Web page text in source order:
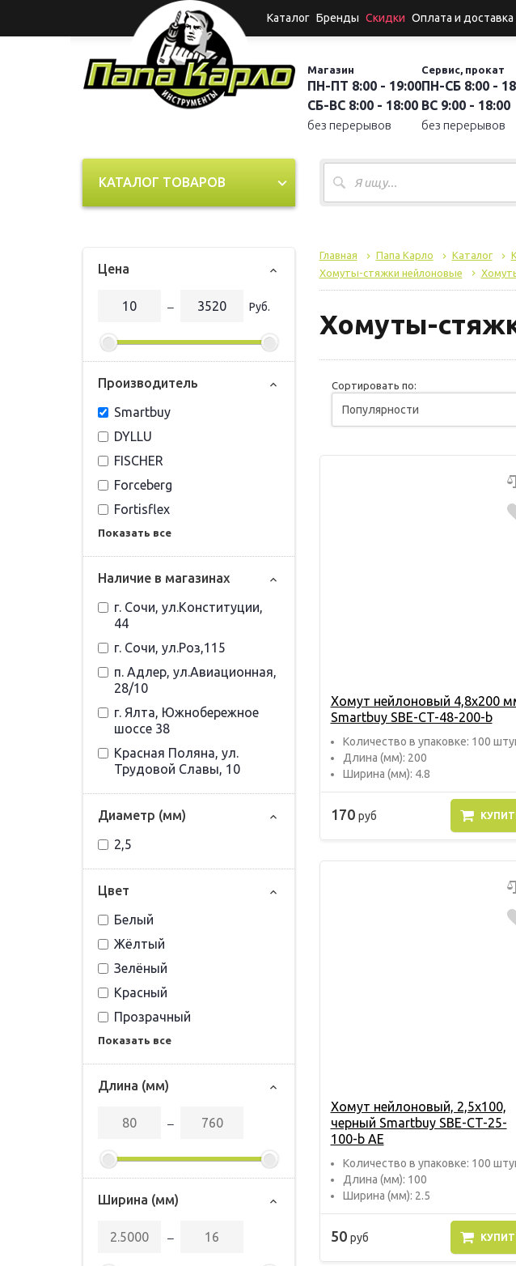
Каталог Бренды Скидки Оплата и доставка
Магазин
ПН-ПТ 8:00 - 19:00
СБ-ВС 8:00 - 18:00
без перерывов
Сервис, прокат
ПН-СБ 8:00 -
ВС 9:00 - 18:00
без перерывов
КАТАЛОГ ТОВАРОВ
Цена
‒ Руб.
Прoизвoдитель
Smartbuy
DYLLU
FISCHER
Forceberg
Fortisflex
Показать все
Наличие в магазинах
г. Сочи, ул.Конституции,
44
г. Сочи, ул.Роз,115
п. Адлер, ул.Авиационная,
28/10
г. Ялта, Южнобережное
шоссе 38
Красная Поляна, ул.
Трудовой Славы, 10
Диаметр (мм)
2,5
Цвет
Белый
Жёлтый
Зелёный
Красный
Прозрачный
Показать все
Длина (мм)
‒
Ширина (мм)
‒
Главная Папа Карло Каталог
Хомуты-стяжки нейлоновые
Хомуты-
Сортировать по:
Хомут нейлоновый 4,8х200
Smartbuy SBE-CT-48-200-b
Количество в упаковке: 100
Длина (мм): 200
Ширина (мм): 4.8
170 руб
Хомут нейлоновый, 2,5х100,
черный Smartbuy SBE-CT-25-
100-b AE
Количество в упаковке: 100
Длина (мм): 100
Ширина (мм): 2.5
50 руб